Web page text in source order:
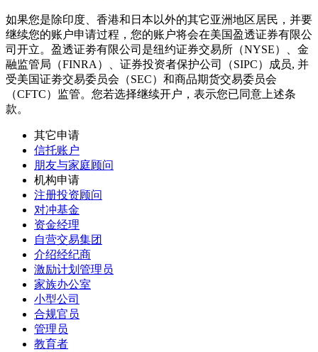
如果您是除印度、香港和日本以外的其它亚洲地区居民，并要
继续您的账户申请过程，您的账户将会在美国盈透证券有限公
司开立。盈透证劵有限公司是纽约证券交易所（NYSE）、金
融监管局（FINRA）、证券投资者保护公司（SIPC）成员, 并
受美国证劵交易委员会（SEC）和商品期货交易委员会
（CFTC）监管。您若选择继续开户，表示您已同意上述条
款。
其它申请
信托账户
朋友与家庭顾问
机构申请
注册投资顾问
对冲基金
资金经理
自营交易集团
介绍经纪商
激励计划管理员
家族办公室
小型公司
合规官员
管理员
教育者